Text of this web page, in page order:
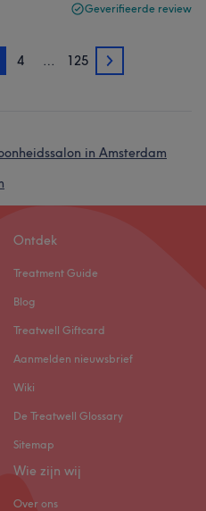
Geverifieerde review
4 … 125 4
in Amsterdam
Ontdek
Treatment Guide
Blog
Treatwell Giftcard
Aanmelden nieuwsbrief
Wiki
De Treatwell Glossary
Sitemap
Wie zijn wij
Over ons